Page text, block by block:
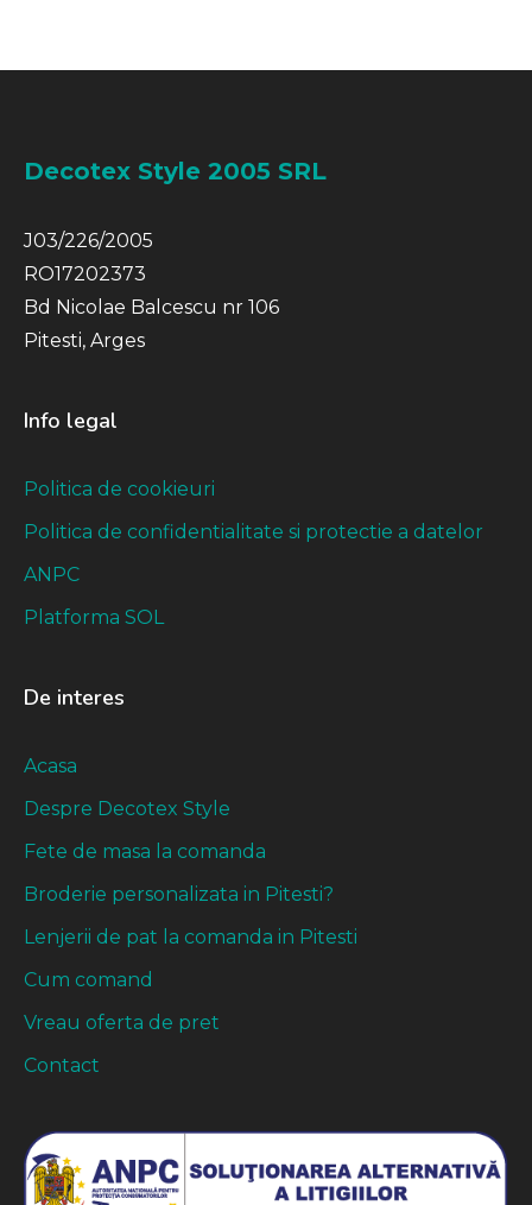
Decotex Style 2005 SRL
J03/226/2005
RO17202373
Bd Nicolae Balcescu nr 106
Pitesti, Arges
Info legal
Politica de cookieuri
Politica de confidentialitate si protectie a datelor
ANPC
Platforma SOL
De interes
Acasa
Despre Decotex Style
Fete de masa la comanda
Broderie personalizata in Pitesti?
Lenjerii de pat la comanda in Pitesti
Cum comand
Vreau oferta de pret
Contact